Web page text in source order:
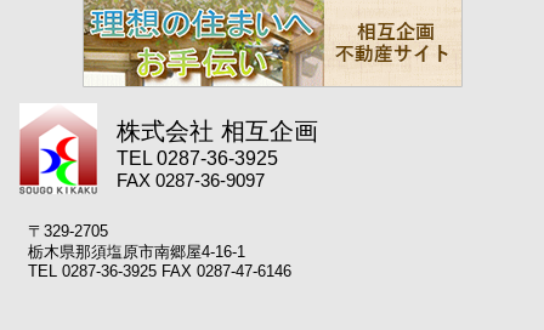
株式会社 相互企画
TEL 0287-36-3925
FAX 0287-36-9097
〒329-2705
栃木県那須塩原市南郷屋4-16-1
TEL 0287-36-3925 FAX 0287-47-6146